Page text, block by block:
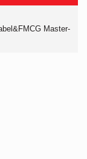
Master-